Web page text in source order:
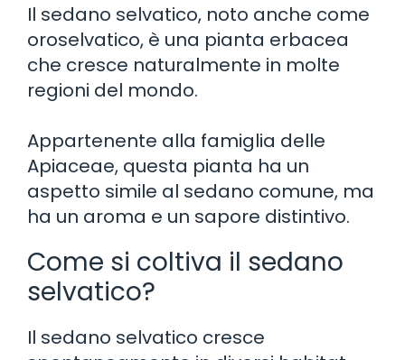
Il sedano selvatico, noto anche come
oroselvatico, è una pianta erbacea
che cresce naturalmente in molte
regioni del mondo.
Appartenente alla famiglia delle
Apiaceae, questa pianta ha un
aspetto simile al sedano comune, ma
ha un aroma e un sapore distintivo.
Come si coltiva il sedano
selvatico?
Il sedano selvatico cresce